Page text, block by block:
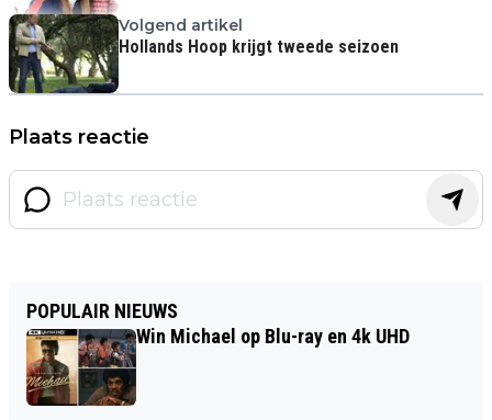
Volgend artikel
Hollands Hoop krijgt tweede seizoen
Plaats reactie
POPULAIR NIEUWS
Win Michael op Blu-ray en 4k UHD